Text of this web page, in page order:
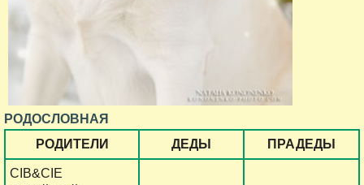
РОДОСЛОВНАЯ
РОДИТЕЛИ
ДЕДЫ ПРАДЕДЫ
CIB&CIE